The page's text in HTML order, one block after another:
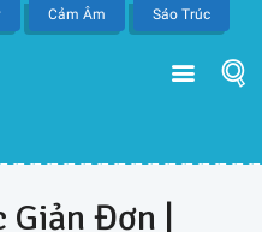
Cảm Âm Sáo Trúc
Đơn |